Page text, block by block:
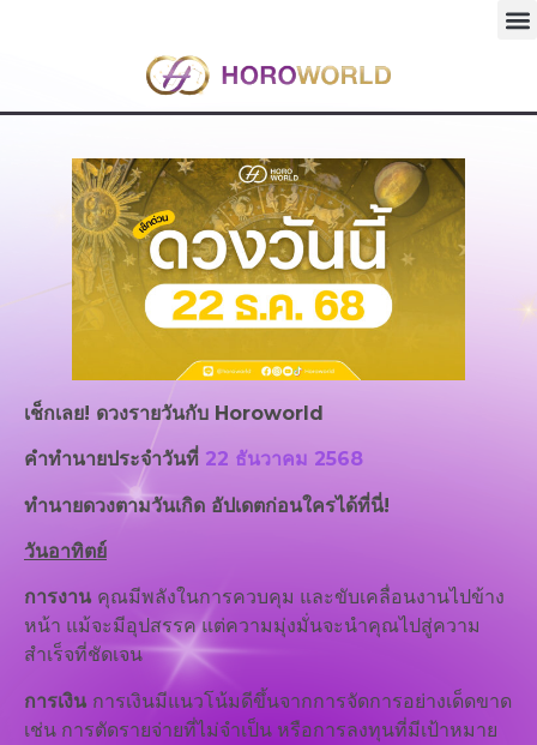
เช็กเลย! ดวงรายวันกับ Horoworld
คำทำนายประจำวันที่ 22 ธันวาคม 2568
ทำนายดวงตามวันเกิด อัปเดตก่อนใครได้ที่นี่!
วันอาทิตย์
การงาน คุณมีพลังในการควบคุม และขับเคลื่อนงานไปข้าง
หน้า แม้จะมีอุปสรรค แต่ความมุ่งมั่นจะนำคุณไปสู่ความ
สำเร็จที่ชัดเจน
การเงิน การเงินมีแนวโน้มดีขึ้นจากการจัดการอย่างเด็ดขาด
เช่น การตัดรายจ่ายที่ไม่จำเป็น หรือการลงทุนที่มีเป้าหมาย